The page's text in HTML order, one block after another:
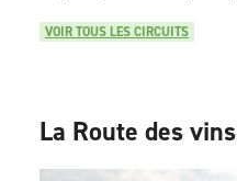
VOIR TOUS LES CIRCUITS
La Route des vins